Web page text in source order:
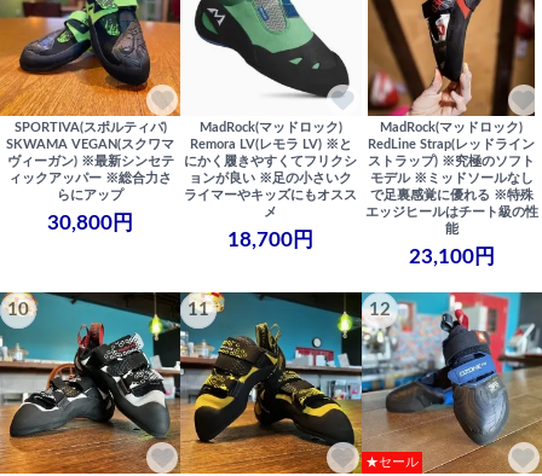
SPORTIVA(スポルティバ)
SKWAMA VEGAN(スクワマ
ヴィーガン) ※最新シンセテ
ィックアッパー ※総合力さ
らにアップ
30,800円
MadRock(マッドロック)
Remora LV(レモラ LV) ※と
にかく履きやすくてフリクシ
ョンが良い ※足の小さいク
ライマーやキッズにもオスス
メ
18,700円
MadRock(マッドロック)
RedLine Strap(レッドライン
ストラップ) ※究極のソフト
モデル ※ミッドソールなし
で足裏感覚に優れる ※特殊
エッジヒールはチート級の性
能
23,100円
10 11 12
★セール